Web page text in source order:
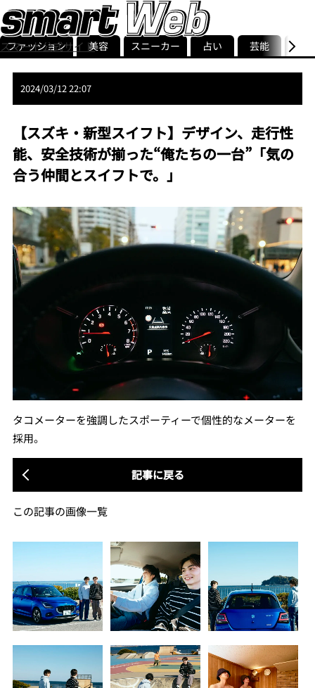
スマート公式サイト
smart最新号
記事一覧ランキング
ストリ
ファッション 美容 スニーカー 占い 芸能 グル
2024/03/12 22:07
【スズキ・新型スイフト】デザイン、走行性
能、安全技術が揃った“俺たちの一台”「気の
合う仲間とスイフトで。」
タコメーターを強調したスポーティーで個性的なメーターを
採用。
記事に戻る
この記事の画像一覧